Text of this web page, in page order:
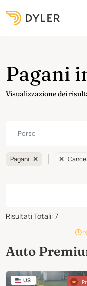
Pagani
Visualizzazione dei
Pagani
Risultati Totali: 7
Auto
US